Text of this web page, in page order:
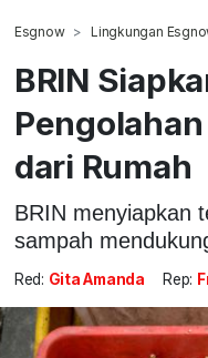
Esgnow Lingkungan
BRIN
dari Rumah
BRIN menyiapkan
sampah
Red: Gita Amanda Rep: